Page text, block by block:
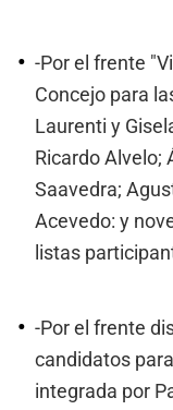
-Por el frente
Concejo para
Laurenti y
Ricardo Alvelo;
Saavedra;
Acevedo: y
listas
-Por el frente
candidatos
integrada por